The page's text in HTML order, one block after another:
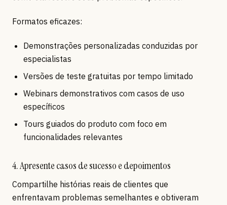
Formatos eficazes:
Demonstrações personalizadas conduzidas por
especialistas
Versões de teste gratuitas por tempo limitado
Webinars demonstrativos com casos de uso
específicos
Tours guiados do produto com foco em
funcionalidades relevantes
4. Apresente casos de sucesso e depoimentos
Compartilhe histórias reais de clientes que
enfrentavam problemas semelhantes e obtiveram